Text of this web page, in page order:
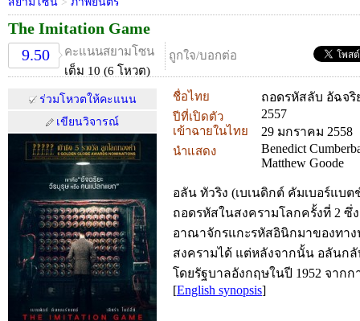
The Imitation Game
9.50
คะแนนสยามโซน
เต็ม 10 (6 โหวต)
ถูกใจ/บอกต่อ
ร่วมโหวตให้คะแนน
เขียนวิจารณ์
ชื่อไทย ถอดรหัสลับ อัฉจริ
ปีที่เปิดตัว 2557
เข้าฉายในไทย 29 มกราคม 2558
นำแสดง
Benedict
Matthew Goode
อลัน ทัวริง (เบเนดิกต์ คัมเบอร์แ
ถอดรหัสในสงครามโลกครั้งที่ 2 ซึ่
อาณาจักรแกะรหัสอินิกมาของทาง
สงครามได้ แต่หลังจากนั้น อลันก
โดยรัฐบาลอังกฤษในปี 1952 จากก
[English synopsis]